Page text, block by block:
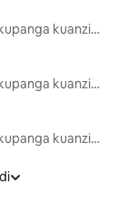
Nyumba za kupanga kuanzia mwezi mmoja
Nyumba za kupanga kuanzia mwezi mmoja
Nyumba za kupanga kuanzia mwezi mmoja